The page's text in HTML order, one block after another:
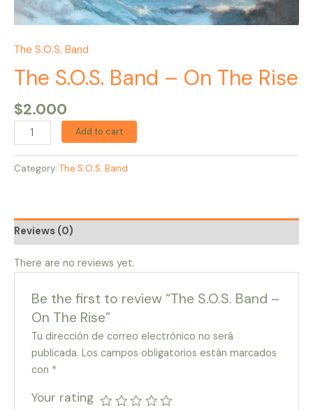
The S.O.S. Band
The S.O.S. Band – On The Rise
$2.000
Add to cart
Category: The S.O.S. Band
Reviews (0)
There are no reviews yet.
Be the first to review “The S.O.S. Band –
On The Rise”
Tu dirección de correo electrónico no será
publicada. Los campos obligatorios están marcados
con *
Your rating